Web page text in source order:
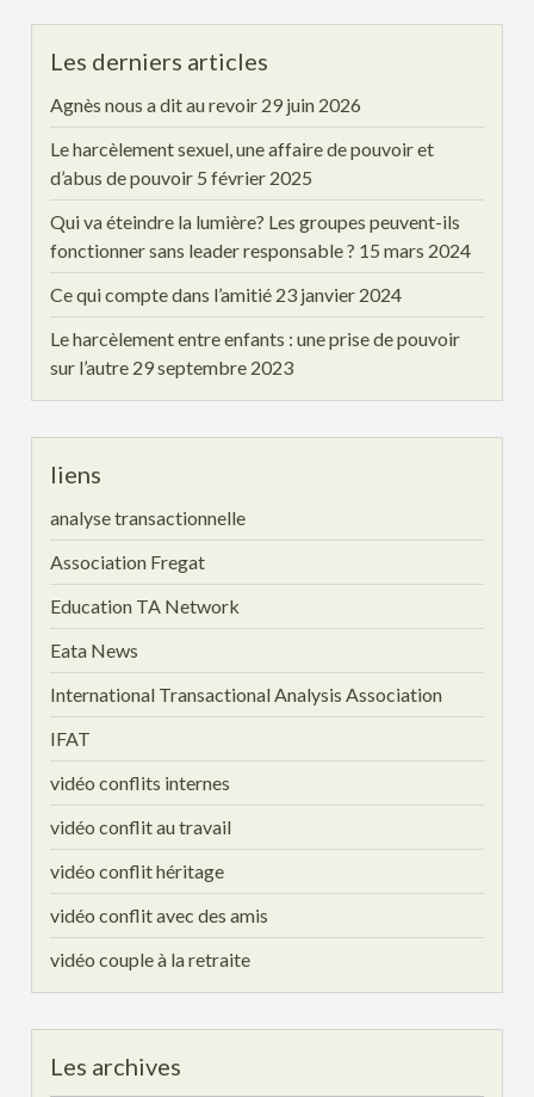
Les derniers articles
Agnès nous a dit au revoir 29 juin 2026
Le harcèlement sexuel, une affaire de pouvoir et
d’abus de pouvoir 5 février 2025
Qui va éteindre la lumière? Les groupes peuvent-ils
fonctionner sans leader responsable ? 15 mars 2024
Ce qui compte dans l’amitié 23 janvier 2024
Le harcèlement entre enfants : une prise de pouvoir
sur l’autre 29 septembre 2023
liens
analyse transactionnelle
Association Fregat
Education TA Network
Eata News
International Transactional Analysis Association
IFAT
vidéo conflits internes
vidéo conflit au travail
vidéo conflit héritage
vidéo conflit avec des amis
vidéo couple à la retraite
Les archives